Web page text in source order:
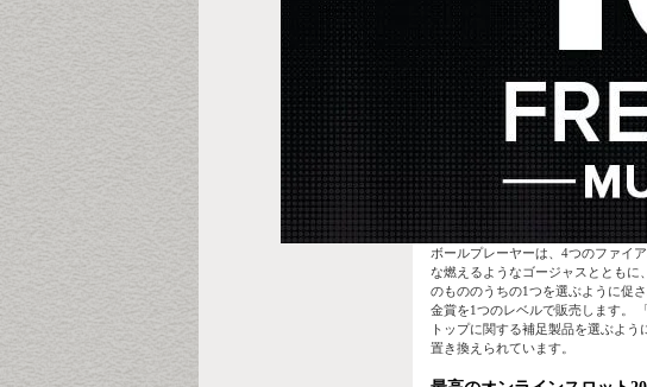
ボールプレーヤーは、4つのファイ
な燃えるようなゴージャスとともに
のもののうちの1つを選ぶように促
金賞を1つのレベルで販売します。
トップに関する補足製品を選ぶよう
置き換えられています。